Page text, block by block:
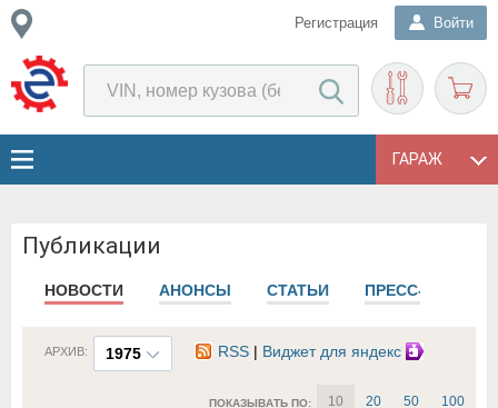
Регистрация Войти
ГАРАЖ
Публикации
НОВОСТИ АНОНСЫ СТАТЬИ ПРЕСС-РЕЛИЗЫ
1975
АРХИВ: RSS | Виджет для яндекс
ПОКАЗЫВАТЬ ПО: 10 20 50 100